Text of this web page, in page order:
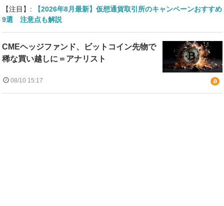
【注目】:
【2026年8月最新】仮想通貨取引所のキャンペーンおすすめ
9選 注意点も解説
CMEヘッジファンド、ビットコイン先物で
稀な買い越しに＝アナリスト
08/10 15:17